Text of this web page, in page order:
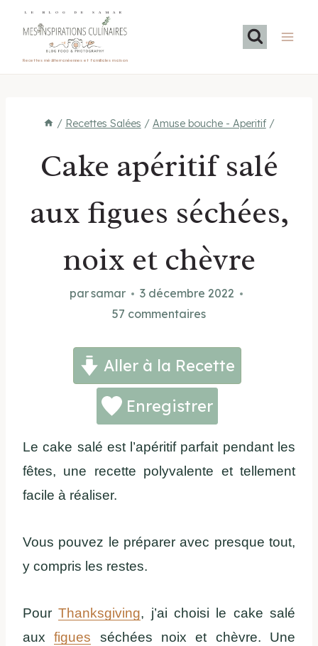
LE BLOG DE SAMAR
Recettes méditerranéennes et familiales maison
/ Recettes Salées / Amuse bouche - Aperitif /
Cake apéritif salé
aux figues séchées,
noix et chèvre
parsamar
3 décembre 2022
57 commentaires
Aller à la Recette
Enregistrer
Le cake salé est l’apéritif parfait pendant les
fêtes, une recette polyvalente et tellement
facile à réaliser.
Vous pouvez le préparer avec presque tout,
y compris les restes.
PourThanksgiving, j’ai choisi le cake salé
auxfigues séchées noix et chèvre. Une